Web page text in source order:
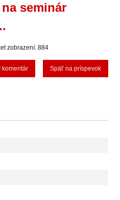
seminár
zobrazení: 884
Späť na príspevok
komentár